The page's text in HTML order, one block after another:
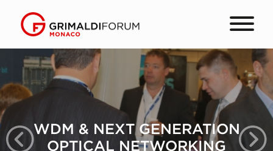
WDM & NEXT GENERATION
OPTICAL NETWORKING